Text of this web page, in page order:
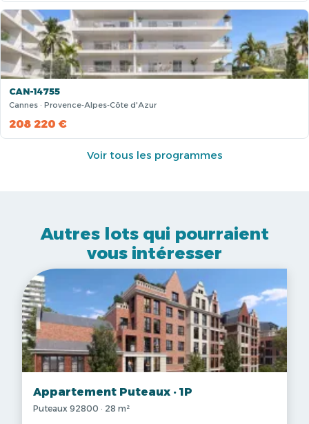
CAN-14755
Cannes · Provence-Alpes-Côte d'Azur
208 220 €
Voir tous les programmes
Autres lots qui pourraient
vous intéresser
Appartement Puteaux · 1P
Puteaux 92800 · 28 m²